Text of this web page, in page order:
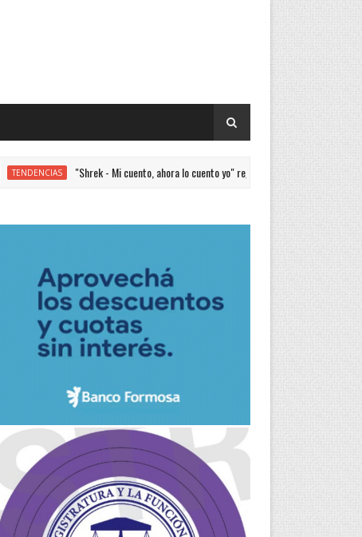
"Shrek - Mi cuento, ahora lo cuento yo" regresa con sus últimas funciones tras el